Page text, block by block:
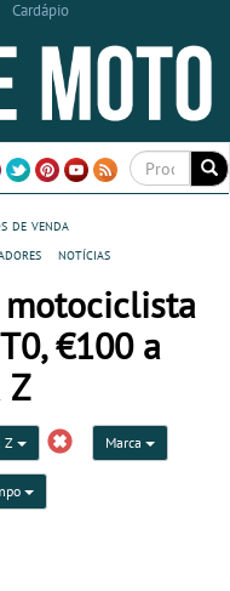
Cardápio
de venda
notícias
motociclista
€100 a
Z
Z Marca